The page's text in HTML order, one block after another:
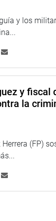
y los
y fiscal
la
(FP)